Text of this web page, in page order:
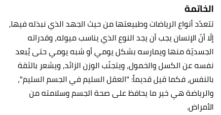
الخاتمة
تتعدّد أنواع الرياضات وطبيعتها من حيث الجهد الذي نبذله فيها،
إلّا أنّ الإنسان يجب أن يجد النوع الذي يناسب ميوله، وقدراته
الجسديّة منها ويمارسه بشكل يومي أو شبه يومي حتى يُبعد
نفسه عن الكسل والخمول، ويتجنّب الوزن الزائد، ويشعر بالثقة
بالنفس، فكما قيل قديماً: "العقل السليم في الجسم السليم"،
والرياضة هي خير ما يحافظ على صحة الجسم وسلامته من
الأمراض.